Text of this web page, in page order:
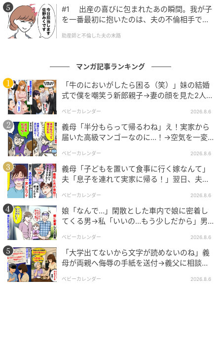
著者：ライター ベビーカレンダー編集部／ママトピ取
材班
ベビーカレンダー編集部
元記事で読む
クリエイター情報
ベビーカレンダー
です。みんなのクチコミや体験談から産婦人科検
索、おでかけ情報、離乳食レシピまで。月間利用者1
000万人以上。
の記事をもっとみる
#1 出産の喜びに包まれたあの瞬間。我が子
を一番最初に抱いたのは、夫の不倫相手でし
助産師と不倫した夫の末路
マンガ記事ランキング
「牛のにおいがしたら困る（笑）」妹の結婚
式で僕を嘲笑う新郎親子→妻の顔を見た2人が
ベビーカレンダー 2026.8.6
義母「半分もらって帰るわね」え！実家から
届いた高級マンゴーなのに…！→空気を一変
ベビーカレンダー 2026.8.6
義母「子どもを置いて食事に行く嫁なんて」
夫「息子を連れて実家に帰る！」翌日、夫が
ベビーカレンダー 2026.8.6
娘「なんで…」閑散とした車内で娘に密着し
てくる男→私「いいの…もう少しだから」男
ベビーカレンダー 2026.8.6
「大学出てないから文字が読めないのね」義
母が両親へ侮辱の手紙を送付→義父に相談
ベビーカレンダー 2026.8.6